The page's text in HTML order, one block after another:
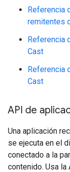
Referencia
remitentes
Referencia
Cast
Referencia
Cast
API de
Una aplicación
se ejecuta en el
conectado a la
contenido. Usa la